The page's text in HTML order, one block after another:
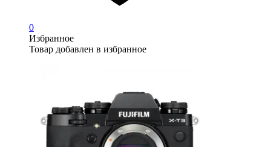
0
Избранное
Товар добавлен в избранное